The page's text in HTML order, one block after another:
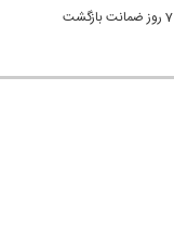
7 روز ضمانت بازگشت